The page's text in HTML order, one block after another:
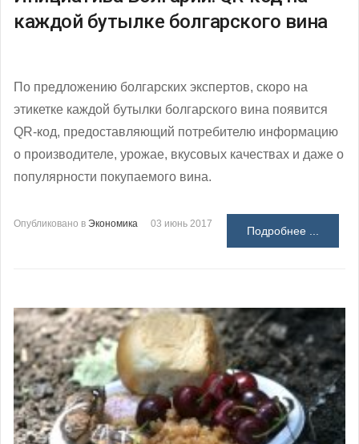
каждой бутылке болгарского вина
По предложению болгарских экспертов, скоро на
этикетке каждой бутылки болгарского вина появится
QR-код, предоставляющий потребителю информацию
о производителе, урожае, вкусовых качествах и даже о
популярности покупаемого вина.
Опубликовано в Экономика 03 июнь 2017
Подробнее ...